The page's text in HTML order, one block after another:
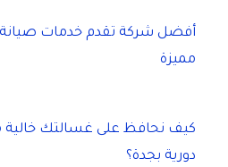
أفضل شركة تقدم خدمات
مميزة
كيف نحافظ على غسالتك خالية
دورية بجدة؟